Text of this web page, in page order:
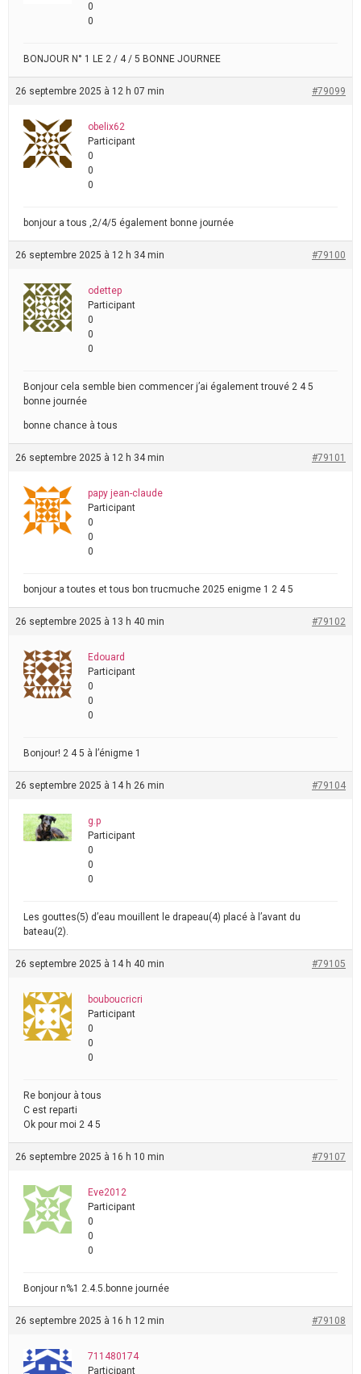
0
0
BONJOUR N° 1 LE 2 / 4 / 5 BONNE JOURNEE
26 septembre 2025 à 12 h 07 min #79099
obelix62
Participant
0
0
0
bonjour a tous ,2/4/5 également bonne journée
26 septembre 2025 à 12 h 34 min #79100
odettep
Participant
0
0
0
Bonjour cela semble bien commencer j’ai également trouvé 2 4 5
bonne journée
bonne chance à tous
26 septembre 2025 à 12 h 34 min #79101
papy jean-claude
Participant
0
0
0
bonjour a toutes et tous bon trucmuche 2025 enigme 1 2 4 5
26 septembre 2025 à 13 h 40 min #79102
Edouard
Participant
0
0
0
Bonjour! 2 4 5 à l’énigme 1
26 septembre 2025 à 14 h 26 min #79104
g.p
Participant
0
0
0
Les gouttes(5) d’eau mouillent le drapeau(4) placé à l’avant du
bateau(2).
26 septembre 2025 à 14 h 40 min #79105
bouboucricri
Participant
0
0
0
Re bonjour à tous
C est reparti
Ok pour moi 2 4 5
26 septembre 2025 à 16 h 10 min #79107
Eve2012
Participant
0
0
0
Bonjour n%1 2.4.5.bonne journée
26 septembre 2025 à 16 h 12 min #79108
711480174
Participant